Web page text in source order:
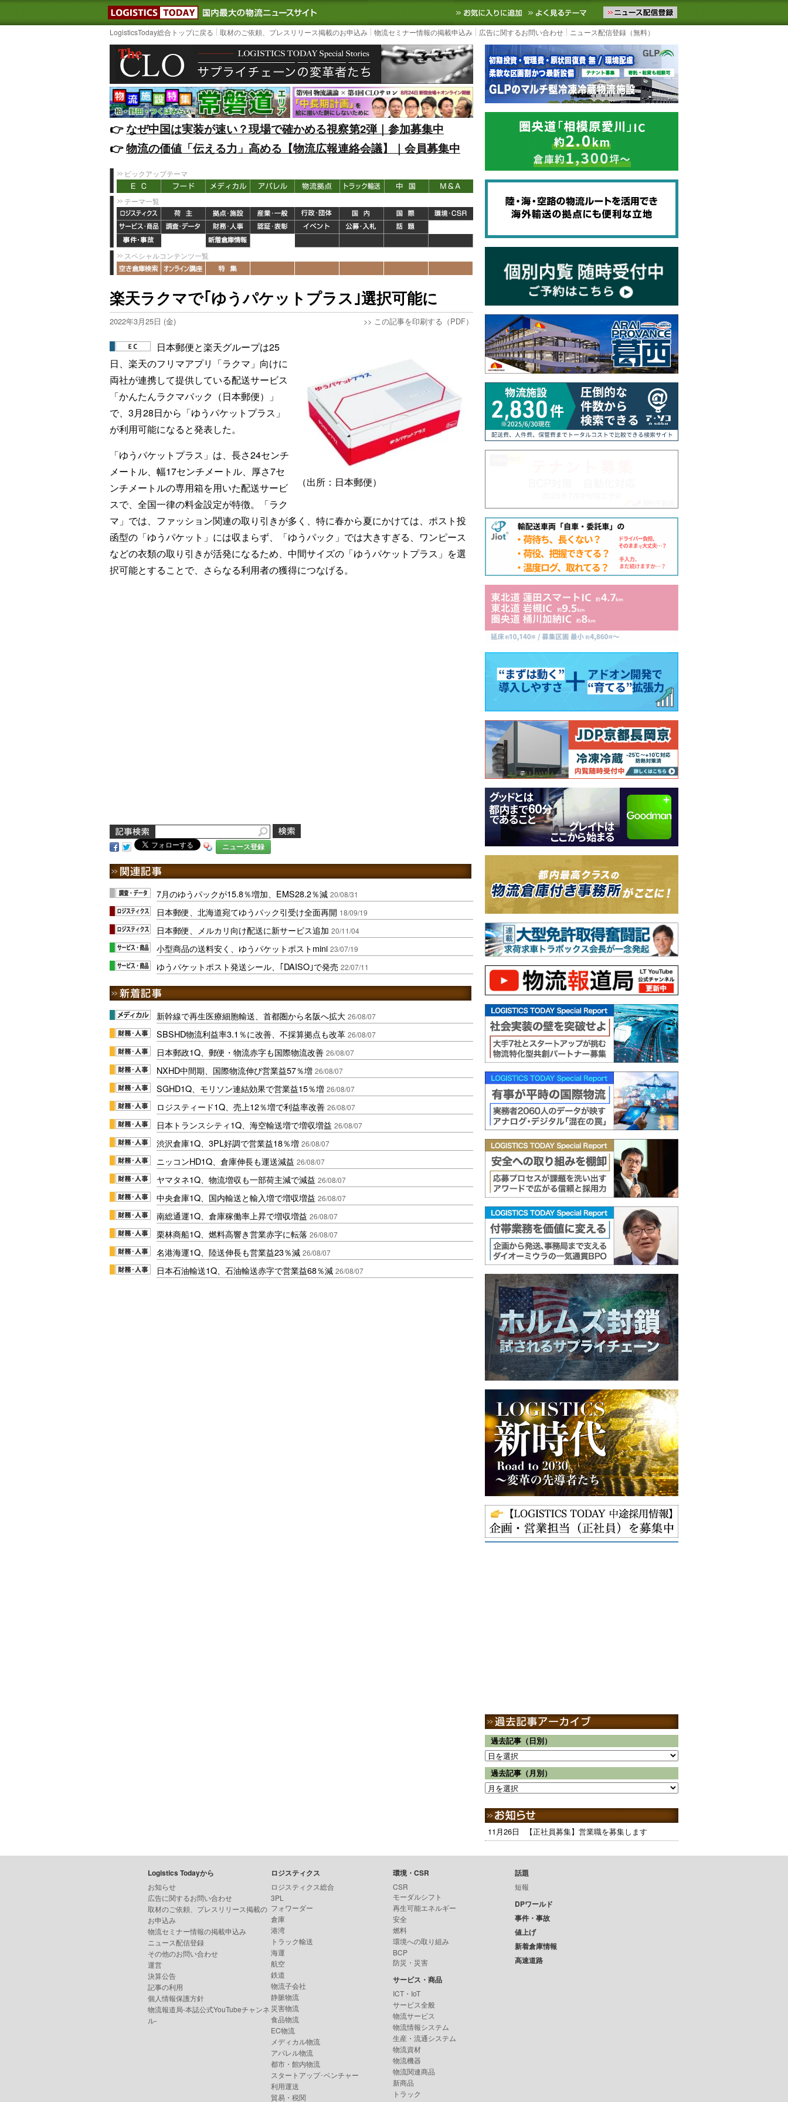
LOGISTICS TODAY｜国内最大の物流ニュースサイト3PL, SCMなど国内外の最新の物流ニュースをお届けします。物流ニュースメール配信を登録す
お気に入りに追加 よく見るテーマ
LogisticsToday総合トップに戻る 取材のご依頼、プレスリリース掲載のお申込み 物流セミナー情報の掲載申込み 広告に関するお問い合わせ ニュース配信登録（無料）
👉️なぜ中国は実装が速い？現場で確かめる視察第2弾｜参加募集中
👉️物流の価値「伝える力」高める【物流広報連絡会議】｜会員募集中
ピックアップテーマ
テーマ一覧
スペシャルコンテンツ一覧
楽天ラクマで｢ゆうパケットプラス｣選択可能に
2022年3月25日 (金) >> この記事を印刷する（PDF）
（出所：日本郵便）
日本郵便と楽天グループは25
日、楽天のフリマアプリ「ラクマ」向けに
両社が連携して提供している配送サービス
「かんたんラクマパック（日本郵便）」
で、3月28日から「ゆうパケットプラス」
が利用可能になると発表した。
「ゆうパケットプラス」は、長さ24センチ
メートル、幅17センチメートル、厚さ7セ
ンチメートルの専用箱を用いた配送サービ
スで、全国一律の料金設定が特徴。「ラク
マ」では、ファッション関連の取り引きが多く、特に春から夏にかけては、ポスト投
函型の「ゆうパケット」には収まらず、「ゆうパック」では大きすぎる、ワンピース
などの衣類の取り引きが活発になるため、中間サイズの「ゆうパケットプラス」を選
択可能とすることで、さらなる利用者の獲得につなげる。
ニュース登録
7月のゆうパックが15.8％増加、EMS28.2％減 20/08/31
日本郵便、北海道宛てゆうパック引受け全面再開 18/09/19
日本郵便、メルカリ向け配送に新サービス追加 20/11/04
小型商品の送料安く、ゆうパケットポストmini 23/07/19
ゆうパケットポスト発送シール、｢DAISO｣で発売 22/07/11
新幹線で再生医療細胞輸送、首都圏から名阪へ拡大 26/08/07
SBSHD物流利益率3.1％に改善、不採算拠点も改革 26/08/07
日本郵政1Q、郵便・物流赤字も国際物流改善 26/08/07
NXHD中間期、国際物流伸び営業益57％増 26/08/07
SGHD1Q、モリソン連結効果で営業益15％増 26/08/07
ロジスティード1Q、売上12％増で利益率改善 26/08/07
日本トランスシティ1Q、海空輸送増で増収増益 26/08/07
渋沢倉庫1Q、3PL好調で営業益18％増 26/08/07
ニッコンHD1Q、倉庫伸長も運送減益 26/08/07
ヤマタネ1Q、物流増収も一部荷主減で減益 26/08/07
中央倉庫1Q、国内輸送と輸入増で増収増益 26/08/07
南総通運1Q、倉庫稼働率上昇で増収増益 26/08/07
栗林商船1Q、燃料高響き営業赤字に転落 26/08/07
名港海運1Q、陸送伸長も営業益23％減 26/08/07
日本石油輸送1Q、石油輸送赤字で営業益68％減 26/08/07
過去記事（日別）
過去記事（月別）
11月26日 【正社員募集】営業職を募集します
Logistics Todayから
お知らせ
広告に関するお問い合わせ
取材のご依頼、プレスリリース掲載の
お申込み
物流セミナー情報の掲載申込み
ニュース配信登録
その他のお問い合わせ
運営
決算公告
記事の利用
個人情報保護方針
物流報道局-本誌公式YouTubeチャンネ
ル-
ロジスティクス
ロジスティクス総合
3PL
フォワーダー
倉庫
港湾
トラック輸送
海運
航空
鉄道
物流子会社
静脈物流
災害物流
食品物流
EC物流
メディカル物流
アパレル物流
都市・館内物流
スタートアップ･ベンチャー
利用運送
貿易・税関
環境・CSR
CSR
モーダルシフト
再生可能エネルギー
安全
燃料
環境への取り組み
BCP
防災・災害
サービス・商品
ICT・IoT
サービス全般
物流サービス
物流情報システム
生産・流通システム
物流資材
物流機器
物流関連商品
新商品
トラック
話題
短報
DPワールド
事件・事故
値上げ
新着倉庫情報
高速道路